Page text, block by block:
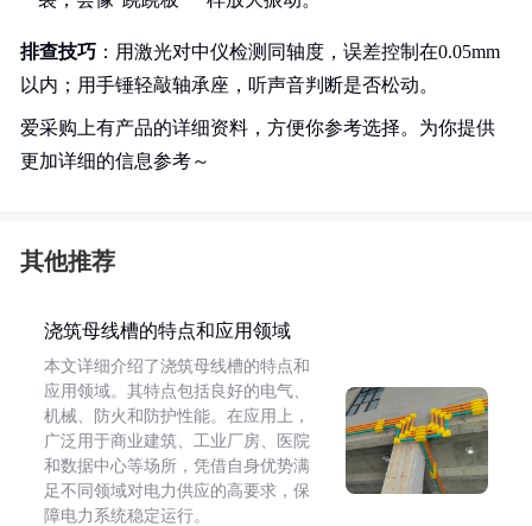
排查技巧 ：用激光对中仪检测同轴度，误差控制在0.05mm
以内；用手锤轻敲轴承座，听声音判断是否松动。
爱采购上有产品的详细资料，方便你参考选择。为你提供
更加详细的信息参考～
其他推荐
浇筑母线槽的特点和应用领域
本文详细介绍了浇筑母线槽的特点和
应用领域。其特点包括良好的电气、
机械、防火和防护性能。在应用上，
广泛用于商业建筑、工业厂房、医院
和数据中心等场所，凭借自身优势满
足不同领域对电力供应的高要求，保
障电力系统稳定运行。